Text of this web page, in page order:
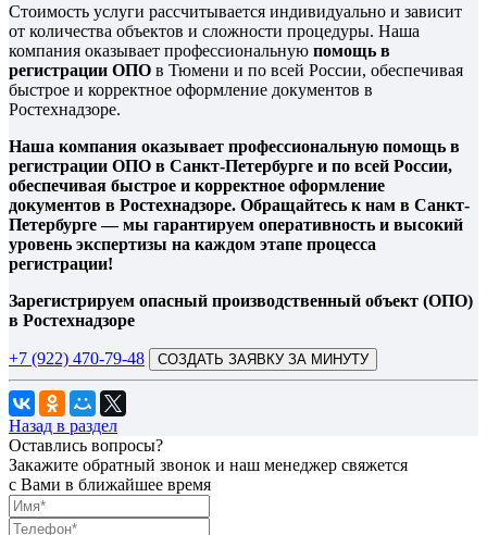
Стоимость услуги рассчитывается индивидуально и зависит
от количества объектов и сложности процедуры. Наша
компания оказывает профессиональную помощь в
регистрации ОПО в Тюмени и по всей России, обеспечивая
быстрое и корректное оформление документов в
Ростехнадзоре.
Наша компания оказывает профессиональную помощь в
регистрации ОПО в Санкт-Петербурге и по всей России,
обеспечивая быстрое и корректное оформление
документов в Ростехнадзоре. Обращайтесь к нам в Санкт-
Петербурге — мы гарантируем оперативность и высокий
уровень экспертизы на каждом этапе процесса
регистрации!
Зарегистрируем опасный производственный объект (ОПО)
в Ростехнадзоре
+7 (922) 470-79-48 СОЗДАТЬ ЗАЯВКУ ЗА МИНУТУ
Назад в раздел
Оставлись вопросы?
Закажите обратный звонок и наш менеджер свяжется
с Вами в ближайшее время